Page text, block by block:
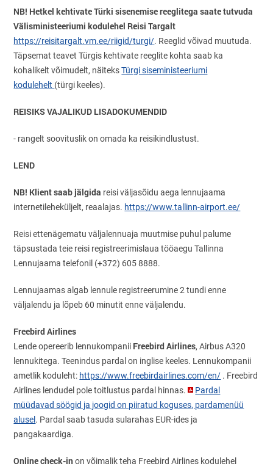
NB! Hetkel kehtivate Türki sisenemise reeglitega saate tutvuda
Välisministeeriumi kodulehel Reisi Targalt
https://reisitargalt.vm.ee/riigid/turgi/. Reeglid võivad muutuda.
Täpsemat teavet Türgis kehtivate reeglite kohta saab ka
kohalikelt võimudelt, näiteksTürgi siseministeeriumi
kodulehelt (türgi keeles).
REISIKS VAJALIKUD LISADOKUMENDID
- rangelt soovituslik on omada ka reisikindlustust.
LEND
NB! Klient saab jälgida reisi väljasõidu aega lennujaama
internetileheküljelt, reaalajas. https://www.tallinn-airport.ee/
Reisi ettenägematu väljalennuaja muutmise puhul palume
täpsustada teie reisi registreerimislaua tööaegu Tallinna
Lennujaama telefonil (+372) 605 8888.
Lennujaamas algab lennule registreerumine 2 tundi enne
väljalendu ja lõpeb 60 minutit enne väljalendu.
Freebird Airlines
Lende opereerib lennukompanii Freebird Airlines, Airbus A320
lennukitega. Teenindus pardal on inglise keeles. Lennukompanii
ametlik koduleht: https://www.freebirdairlines.com/en/ . Freebird
Airlines lendudel pole toitlustus pardal hinnas.
Pardal
müüdavad söögid ja joogid on piiratud koguses, pardamenüü
alusel . Pardal saab tasuda sularahas EUR-ides ja
pangakaardiga.
Online check-inon võimalik teha Freebird Airlines kodulehel